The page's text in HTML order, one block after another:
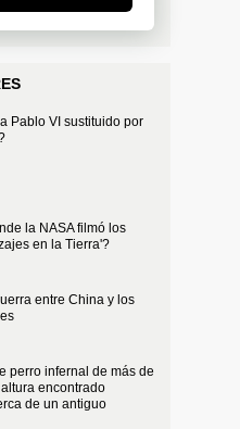
Pablo VI sustituido por
la NASA filmó los
en la Tierra'?
entre China y los
perro infernal de más de
encontrado
de un antiguo